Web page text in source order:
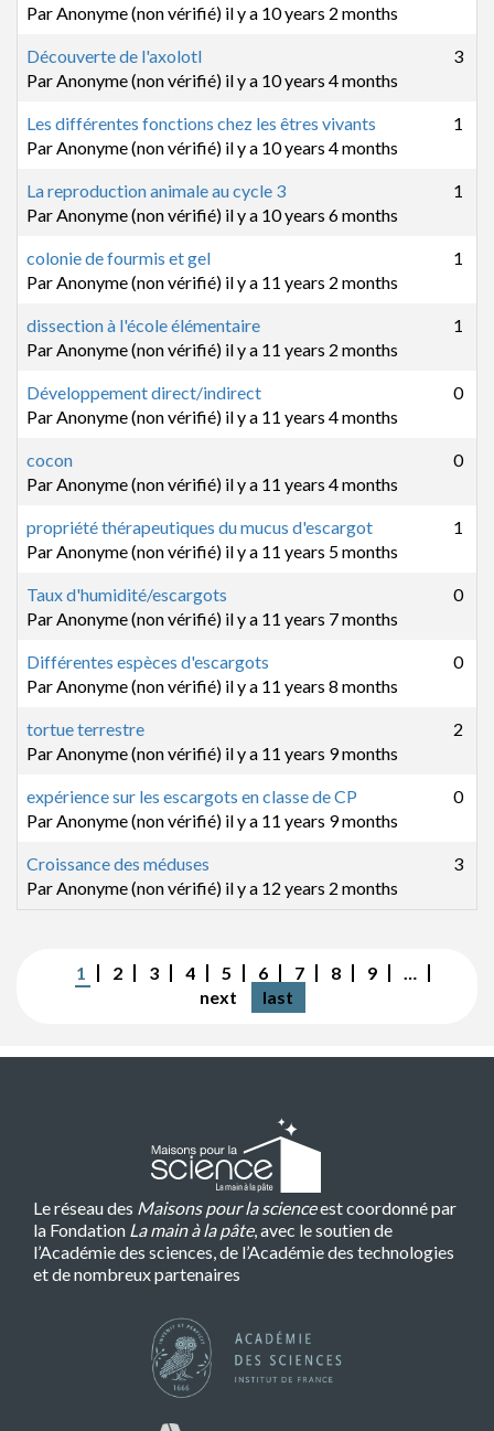
ParAnonyme (non vérifié) il y a 10 years 2 months
Sujet normal
Découverte de l'axolotl
ParAnonyme (non vérifié) il y a 10 years 4 months
3
Sujet normal
Les différentes fonctions chez les êtres vivants
ParAnonyme (non vérifié) il y a 10 years 4 months
1
Sujet normal
La reproduction animale au cycle 3
ParAnonyme (non vérifié) il y a 10 years 6 months
1
Sujet normal
colonie de fourmis et gel
ParAnonyme (non vérifié) il y a 11 years 2 months
1
Sujet normal
dissection à l'école élémentaire
ParAnonyme (non vérifié) il y a 11 years 2 months
1
Sujet normal
Développement direct/indirect
ParAnonyme (non vérifié) il y a 11 years 4 months
0
Sujet normal
cocon
ParAnonyme (non vérifié) il y a 11 years 4 months
0
Sujet normal
propriété thérapeutiques du mucus d'escargot
ParAnonyme (non vérifié) il y a 11 years 5 months
1
Sujet normal
Taux d'humidité/escargots
ParAnonyme (non vérifié) il y a 11 years 7 months
0
Sujet normal
Différentes espèces d'escargots
ParAnonyme (non vérifié) il y a 11 years 8 months
0
Sujet normal
tortue terrestre
ParAnonyme (non vérifié) il y a 11 years 9 months
2
Sujet normal
expérience sur les escargots en classe de CP
ParAnonyme (non vérifié) il y a 11 years 9 months
0
Sujet normal
Croissance des méduses
ParAnonyme (non vérifié) il y a 12 years 2 months
3
Page
courante
1 Page
2 Page
3 Page
4 Page
5 Page
6 Page
7 Page
8 Page
9
…
Page
suivante
next
Dernière
page
last
Le réseau des Maisons pour la scienceest coordonné par
la Fondation La main à la pâte, avec le soutien de
l’Académie des sciences, de l’Académie des technologies
et de nombreux partenaires